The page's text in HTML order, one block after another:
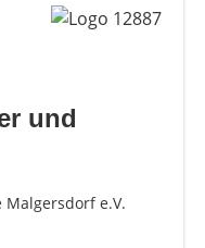
und
e.V.